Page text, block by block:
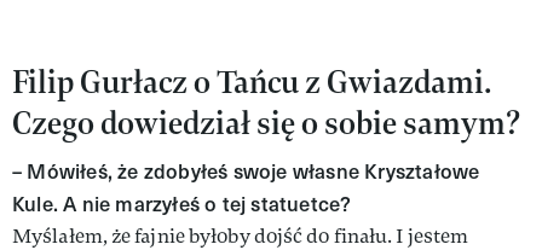
Filip Gurłacz o Tańcu z Gwiazdami.
Czego dowiedział się o sobie samym?
– Mówiłeś, że zdobyłeś swoje własne Kryształowe
Kule. A nie marzyłeś o tej statuetce?
Myślałem, że fajnie byłoby dojść do finału. I jestem